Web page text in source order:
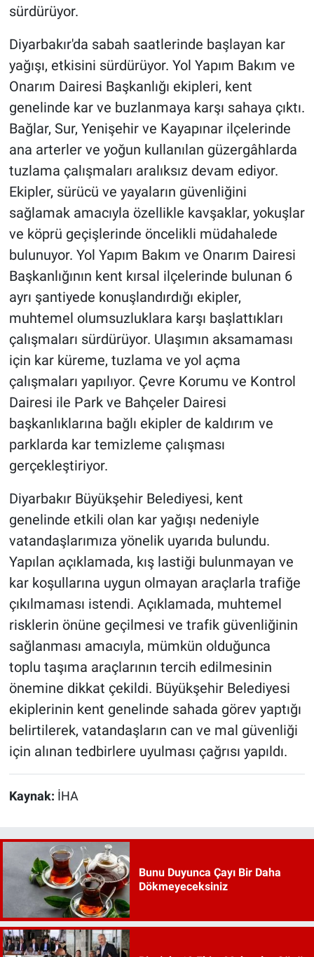
sürdürüyor.
Diyarbakır'da sabah saatlerinde başlayan kar
yağışı, etkisini sürdürüyor. Yol Yapım Bakım ve
Onarım Dairesi Başkanlığı ekipleri, kent
genelinde kar ve buzlanmaya karşı sahaya çıktı.
Bağlar, Sur, Yenişehir ve Kayapınar ilçelerinde
ana arterler ve yoğun kullanılan güzergâhlarda
tuzlama çalışmaları aralıksız devam ediyor.
Ekipler, sürücü ve yayaların güvenliğini
sağlamak amacıyla özellikle kavşaklar, yokuşlar
ve köprü geçişlerinde öncelikli müdahalede
bulunuyor. Yol Yapım Bakım ve Onarım Dairesi
Başkanlığının kent kırsal ilçelerinde bulunan 6
ayrı şantiyede konuşlandırdığı ekipler,
muhtemel olumsuzluklara karşı başlattıkları
çalışmaları sürdürüyor. Ulaşımın aksamaması
için kar küreme, tuzlama ve yol açma
çalışmaları yapılıyor. Çevre Korumu ve Kontrol
Dairesi ile Park ve Bahçeler Dairesi
başkanlıklarına bağlı ekipler de kaldırım ve
parklarda kar temizleme çalışması
gerçekleştiriyor.
Diyarbakır Büyükşehir Belediyesi, kent
genelinde etkili olan kar yağışı nedeniyle
vatandaşlarımıza yönelik uyarıda bulundu.
Yapılan açıklamada, kış lastiği bulunmayan ve
kar koşullarına uygun olmayan araçlarla trafiğe
çıkılmaması istendi. Açıklamada, muhtemel
risklerin önüne geçilmesi ve trafik güvenliğinin
sağlanması amacıyla, mümkün olduğunca
toplu taşıma araçlarının tercih edilmesinin
önemine dikkat çekildi. Büyükşehir Belediyesi
ekiplerinin kent genelinde sahada görev yaptığı
belirtilerek, vatandaşların can ve mal güvenliği
için alınan tedbirlere uyulması çağrısı yapıldı.
Kaynak: İHA
Bunu Duyunca Çayı Bir Daha
Dökmeyeceksiniz